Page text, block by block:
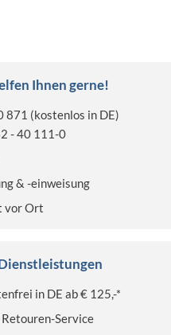
Ihnen gerne!
871 (kostenlos in DE)
- 40 111-0
& -einweisung
vor Ort
in DE ab € 125,-*
Service